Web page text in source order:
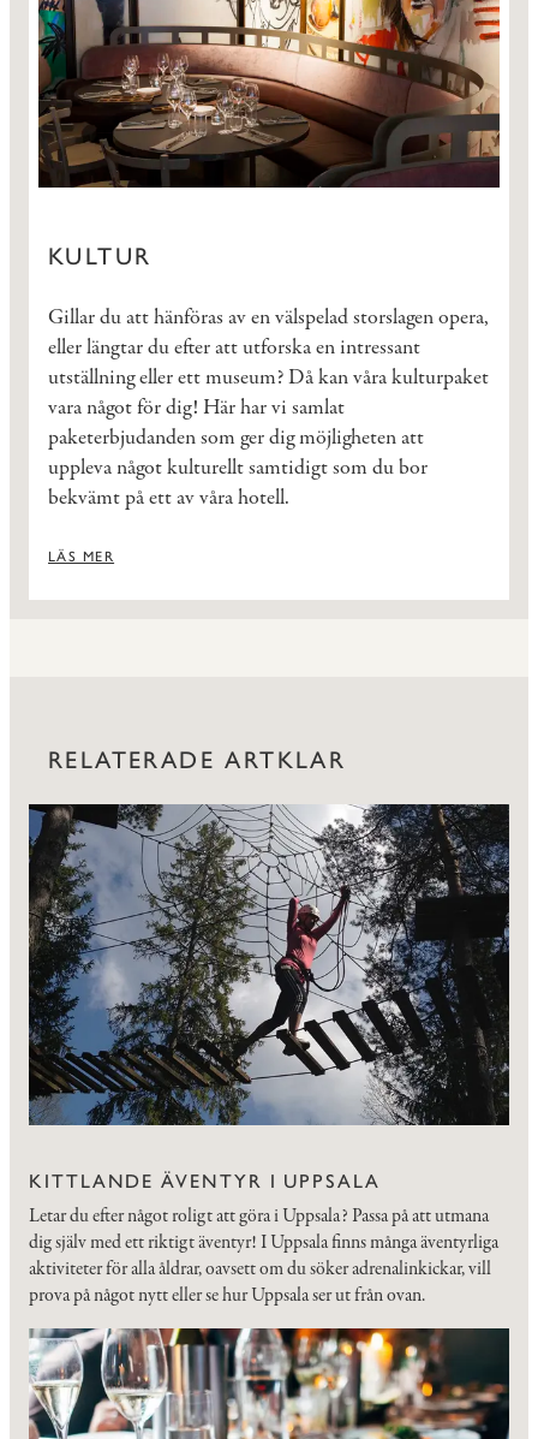
KULTUR
Gillar du att hänföras av en välspelad storslagen opera,
eller längtar du efter att utforska en intressant
utställning eller ett museum? Då kan våra kulturpaket
vara något för dig! Här har vi samlat
paketerbjudanden som ger dig möjligheten att
uppleva något kulturellt samtidigt som du bor
bekvämt på ett av våra hotell.
LÄS MER
RELATERADE ARTKLAR
KITTLANDE ÄVENTYR I UPPSALA
Letar du efter något roligt att göra i Uppsala? Passa på att utmana
dig själv med ett riktigt äventyr! I Uppsala finns många äventyrliga
aktiviteter för alla åldrar, oavsett om du söker adrenalinkickar, vill
prova på något nytt eller se hur Uppsala ser ut från ovan.